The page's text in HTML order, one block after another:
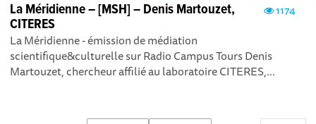
1174
La Méridienne – [MSH] – Denis Martouzet,
CITERES
La Méridienne - émission de médiation
scientifique&culturelle sur Radio Campus Tours Denis
Martouzet, chercheur affilié au laboratoire CITERES,...